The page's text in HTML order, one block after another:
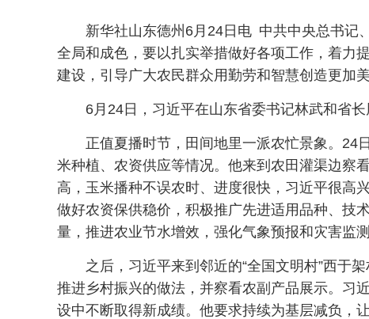
新华社山东德州6月24日电 中共中央总书记
全局和成色，要以扎实举措做好各项工作，着力
建设，引导广大农民群众用勤劳和智慧创造更加美
6月24日，习近平在山东省委书记林武和省
正值夏播时节，田间地里一派农忙景象。24
米种植、农资供应等情况。他来到农田灌渠边察
高，玉米播种不误农时、进度很快，习近平很高
做好农资保供稳价，积极推广先进适用品种、技
量，推进农业节水增效，强化气象预报和灾害监
之后，习近平来到邻近的“全国文明村”西于
推进乡村振兴的做法，并察看农副产品展示。习
设中不断取得新成绩。他要求持续为基层减负，